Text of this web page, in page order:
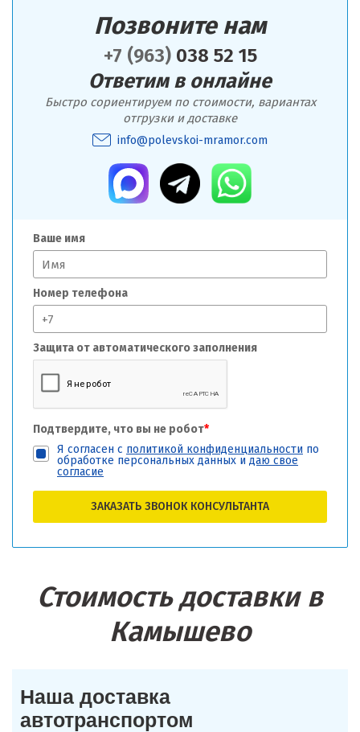
Позвоните нам
+7 (963)038 52 15
Ответим в онлайне
Быстро сориентируем по стоимости, вариантах
отгрузки и доставке
info@polevskoi-mramor.com
Ваше имя
Номер телефона
Защита от автоматического заполнения
Подтвердите, что вы не робот*
Я согласен с политикой конфиденциальности по
обработке персональных данных и даю свое
согласие
ЗАКАЗАТЬ ЗВОНОК КОНСУЛЬТАНТА
Стоимость доставки в
Камышево
Наша доставка
автотранспортом